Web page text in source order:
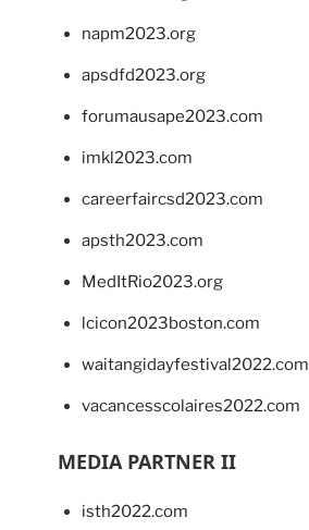
napm2023.org
apsdfd2023.org
forumausape2023.com
imkl2023.com
careerfaircsd2023.com
apsth2023.com
MedItRio2023.org
lcicon2023boston.com
waitangidayfestival2022.com
vacancesscolaires2022.com
MEDIA PARTNER II
isth2022.com